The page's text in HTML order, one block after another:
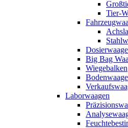
Tier-
Big Bag
Wiegebalken
Bodenwaage
Laborwaagen